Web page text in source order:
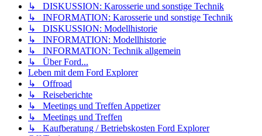
↳ DISKUSSION: Karosserie und sonstige Technik
↳ INFORMATION: Karosserie und sonstige Technik
↳ DISKUSSION: Modellhistorie
↳ INFORMATION: Modellhistorie
↳ INFORMATION: Technik allgemein
↳ Über Ford...
Leben mit dem Ford Explorer
↳ Offroad
↳ Reiseberichte
↳ Meetings und Treffen Appetizer
↳ Meetings und Treffen
↳ Kaufberatung / Betriebskosten Ford Explorer